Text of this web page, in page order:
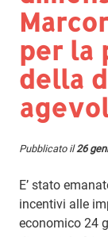
per la
della
Pubblicato il26
E’ stato
incentivi alle
economico 24